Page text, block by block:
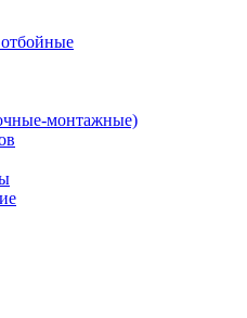
монтажные)